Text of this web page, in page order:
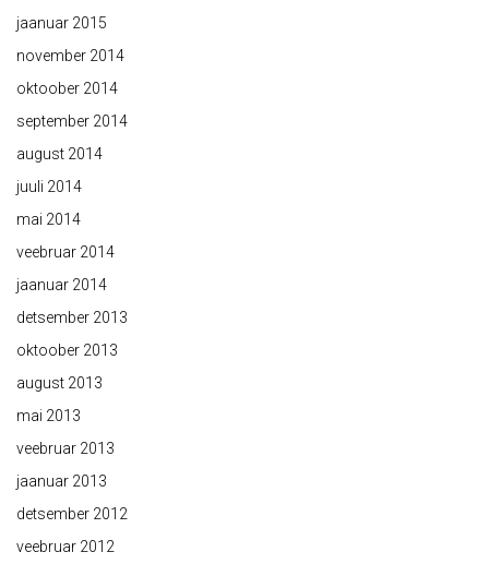
jaanuar 2015
november 2014
oktoober 2014
september 2014
august 2014
juuli 2014
mai 2014
veebruar 2014
jaanuar 2014
detsember 2013
oktoober 2013
august 2013
mai 2013
veebruar 2013
jaanuar 2013
detsember 2012
veebruar 2012